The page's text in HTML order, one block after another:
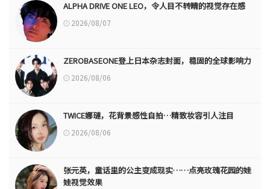
ALPHA DRIVE ONE LEO，令人目不转睛的视觉存在感
2026/08/07
ZEROBASEONE登上日本杂志封面，稳固的全球影响力
2026/08/06
TWICE娜璉，花背景感性自拍…精致妆容引人注目
2026/08/06
张元英，童话里的公主变成现实……点亮玫瑰花园的娃
娃视觉效果